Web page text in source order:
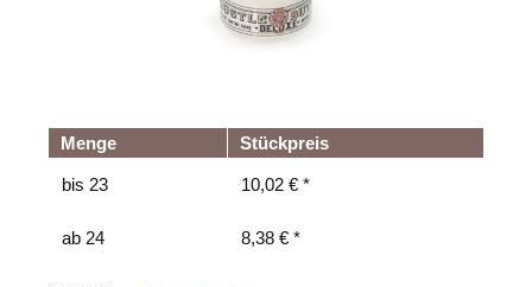
Menge Stückpreis
bis 23 10,02 € *
ab 24 8,38 € *